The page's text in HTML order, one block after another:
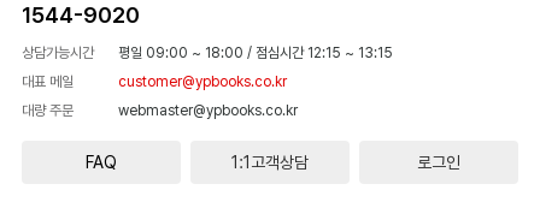
1544-9020
상담가능시간 평일 09:00 ~ 18:00 / 점심시간 12:15 ~ 13:15
대표 메일
customer@ypbooks.co.kr
대량 주문
webmaster@ypbooks.co.kr
FAQ 1:1고객상담 로그인